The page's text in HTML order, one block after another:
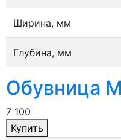
Ширина, мм
Глубина, мм
Обувница
7 100
Купить